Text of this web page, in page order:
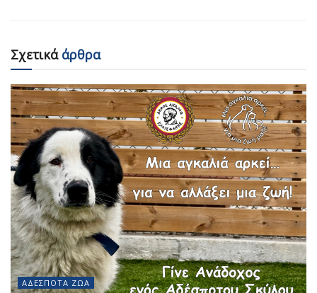
Σχετικάάρθρα
ΑΔΈΣΠΟΤΑ ΖΏΑ